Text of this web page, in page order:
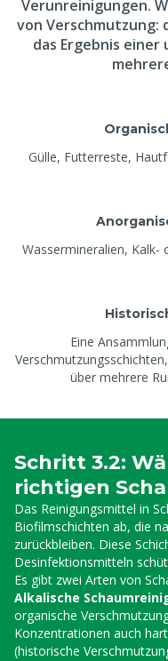
Verunreinigungen.
von Verschmutzung:
das Ergebnis
Gülle, Futterreste,
Wassermineralien, Kalk-
Eine
über mehrere
Schritt 3.2:
richtigen
Das Reinigungsmittel in
Biofilmschichten ab, die
zurückbleiben. Diese
Desinfektionsmitteln
Es gibt zwei Arten von
Alkalische
organische
Konzentrationen auch
(historische